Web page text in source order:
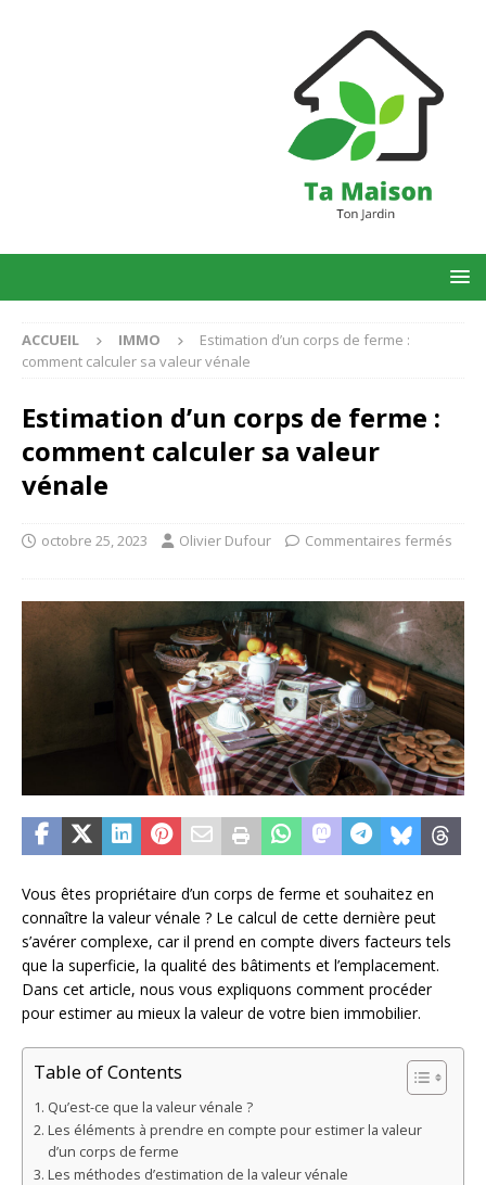
ACCUEIL IMMO
Estimation d’un corps de ferme :
comment calculer sa valeur vénale
Estimation d’un corps de ferme :
comment calculer sa valeur
vénale
octobre 25, 2023 Olivier Dufour Commentaires fermés
Vous êtes propriétaire d’un corps de ferme et souhaitez en
connaître la valeur vénale ? Le calcul de cette dernière peut
s’avérer complexe, car il prend en compte divers facteurs tels
que la superficie, la qualité des bâtiments et l’emplacement.
Dans cet article, nous vous expliquons comment procéder
pour estimer au mieux la valeur de votre bien immobilier.
Table of Contents
Qu’est-ce que la valeur vénale ?
Les éléments à prendre en compte pour estimer la valeur
d’un corps de ferme
Les méthodes d’estimation de la valeur vénale